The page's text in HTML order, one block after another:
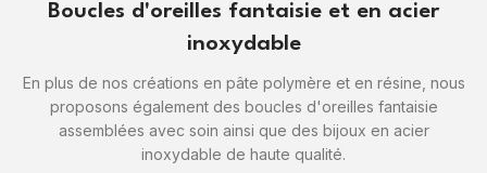
Boucles d'oreilles fantaisie et en acier
inoxydable
En plus de nos créations en pâte polymère et en résine, nous
proposons également des boucles d'oreilles fantaisie
assemblées avec soin ainsi que des bijoux en acier
inoxydable de haute qualité.